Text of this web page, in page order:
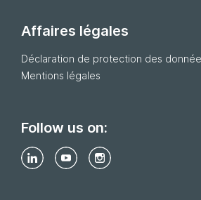
Affaires légales
Déclaration de protection des
Mentions légales
Follow us on: